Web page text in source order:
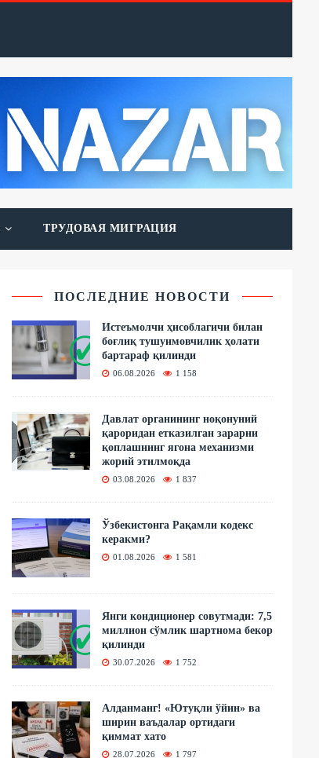
ТРУДОВАЯ МИГРАЦИЯ
ПОСЛЕДНИЕ НОВОСТИ
Истеъмолчи ҳисоблагичи билан
боғлиқ тушунмовчилик ҳолати
бартараф қилинди
06.08.2026 1 158
Давлат органининг ноқонуний
қароридан етказилган зарарни
қоплашнинг ягона механизми
жорий этилмоқда
03.08.2026 1 837
Ўзбекистонга Рақамли кодекс
керакми?
01.08.2026 1 581
Янги кондиционер совутмади: 7,5
миллион сўмлик шартнома бекор
қилинди
30.07.2026 1 752
Алданманг! «Ютуқли ўйин» ва
ширин ваъдалар ортидаги
қиммат хато
28.07.2026 1 797